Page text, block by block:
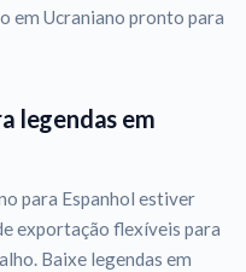
em Ucraniano pronto para
legendas em
para Espanhol estiver
exportação flexíveis para
Baixe legendas em